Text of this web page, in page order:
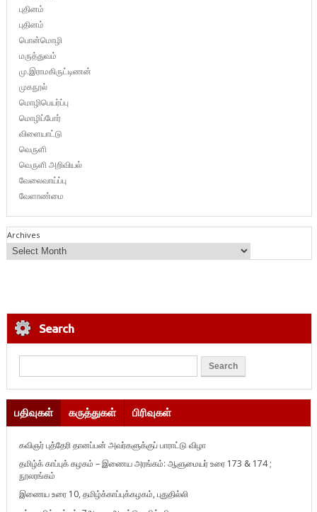
புதினம்
புதினம்
பொன்மொழி
மருத்துவம்
மு.இராமகிருட்டிணன்
முகநூல்
மொழிபெயர்ப்பு
மொழிப்போர்
விளையாட்டு
வெருளி
வெருளி அறிவியல்
வேலைவாய்ப்பு
வேளாண்மை
Archives
Search
பதிவுகள் கருத்துகள் பிரிவுகள்
கவிஞர் புத்தேரி தானப்பன் அவர்களுக்குப் பாராட்டு விழா
தமிழ்க் காப்புக் கழகம் – இணைய அரங்கம்: ஆளுமையர் உரை 173 & 174 ;
நூலரங்கம்
இணைய உரை 10, தமிழ்க்காப்புக்கழகம், புதுதில்லி